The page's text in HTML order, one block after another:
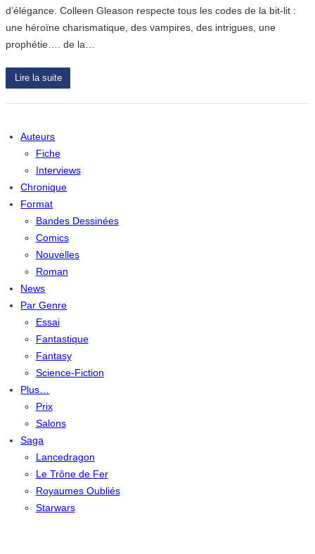
d’élégance. Colleen Gleason respecte tous les codes de la bit-lit :
une héroïne charismatique, des vampires, des intrigues, une
prophétie…. de la…
Lire la suite
Auteurs
Fiche
Interviews
Chronique
Format
Bandes Dessinées
Comics
Nouvelles
Roman
News
Par Genre
Essai
Fantastique
Fantasy
Science-Fiction
Plus…
Prix
Salons
Saga
Lancedragon
Le Trône de Fer
Royaumes Oubliés
Starwars